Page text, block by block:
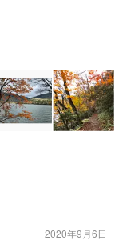
2020年9月6日